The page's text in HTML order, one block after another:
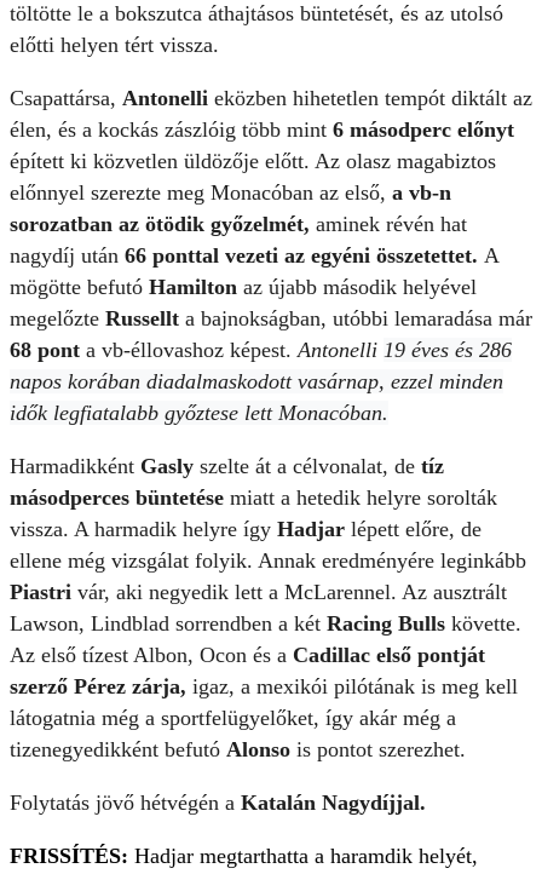
töltötte le a bokszutca áthajtásos büntetését, és az utolsó
előtti helyen tért vissza.
Csapattársa, Antonelli eközben hihetetlen tempót diktált az
élen, és a kockás zászlóig több mint 6 másodperc előnyt
épített ki közvetlen üldözője előtt. Az olasz magabiztos
előnnyel szerezte meg Monacóban az első, a vb-n
sorozatban az ötödik győzelmét, aminek révén hat
nagydíj után 66 ponttal vezeti az egyéni összetettet. A
mögötte befutó Hamilton az újabb második helyével
megelőzte Russellt a bajnokságban, utóbbi lemaradása már
68 pont a vb-éllovashoz képest.Antonelli 19 éves és 286
napos korában diadalmaskodott vasárnap, ezzel minden
idők legfiatalabb győztese lett Monacóban.
Harmadikként Gasly szelte át a célvonalat, de tíz
másodperces büntetése miatt a hetedik helyre sorolták
vissza. A harmadik helyre így Hadjar lépett előre, de
ellene még vizsgálat folyik. Annak eredményére leginkább
Piastri vár, aki negyedik lett a McLarennel. Az ausztrált
Lawson, Lindblad sorrendben a két Racing Bulls követte.
Az első tízest Albon, Ocon és a Cadillac első pontját
szerző Pérez zárja, igaz, a mexikói pilótának is meg kell
látogatnia még a sportfelügyelőket, így akár még a
tizenegyedikként befutó Alonso is pontot szerezhet.
Folytatás jövő hétvégén a Katalán Nagydíjjal.
FRISSÍTÉS: Hadjar megtarthatta a haramdik helyét,